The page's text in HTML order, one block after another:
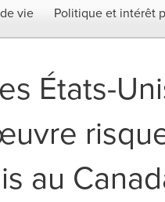
vie Politique et intérêt
États-
au